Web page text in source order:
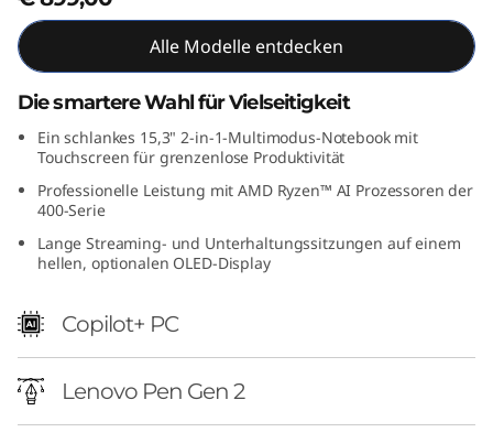
1
Alle Modelle entdecken
Die smartere Wahl für Vielseitigkeit
Ein schlankes 15,3" 2-in-1-Multimodus-Notebook mit
Touchscreen für grenzenlose Produktivität
Professionelle Leistung mit AMD Ryzen™ AI Prozessoren der
400-Serie
Lange Streaming- und Unterhaltungssitzungen auf einem
hellen, optionalen OLED-Display
Copilot+ PC
Lenovo Pen Gen 2